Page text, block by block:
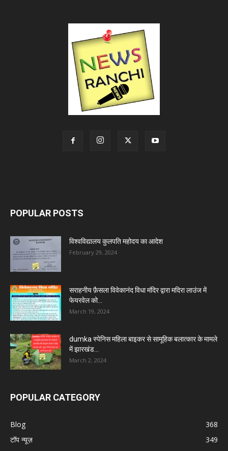
POPULAR POSTS
विश्वविद्यालय कुलपति महोदय का आदेश
February 29, 2024
सराहनीय फ़ैसला विवेकानंद विधा मंदिर द्वारा मदिरा लाउंज में
फेयरवेल को...
March 19, 2024
dumka स्पेनिस महिला बाइकर से सामूहिक बलात्कार के मामले
में झारखंड...
March 2, 2024
POPULAR CATEGORY
Blog
368
टॉप न्यूज़
349